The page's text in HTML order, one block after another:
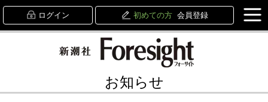
ログイン 初めての方 会員登録
お知らせ